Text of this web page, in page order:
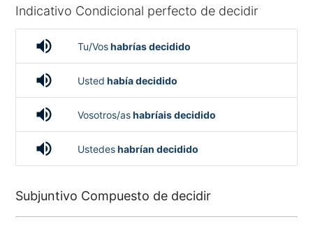
Indicativo Condicional perfecto de decidir
volume_up Tu/Voshabrías decidido
volume_up Usted había decidido
volume_up Vosotros/ashabríais decidido
volume_up Ustedeshabrían decidido
Subjuntivo Compuesto de decidir